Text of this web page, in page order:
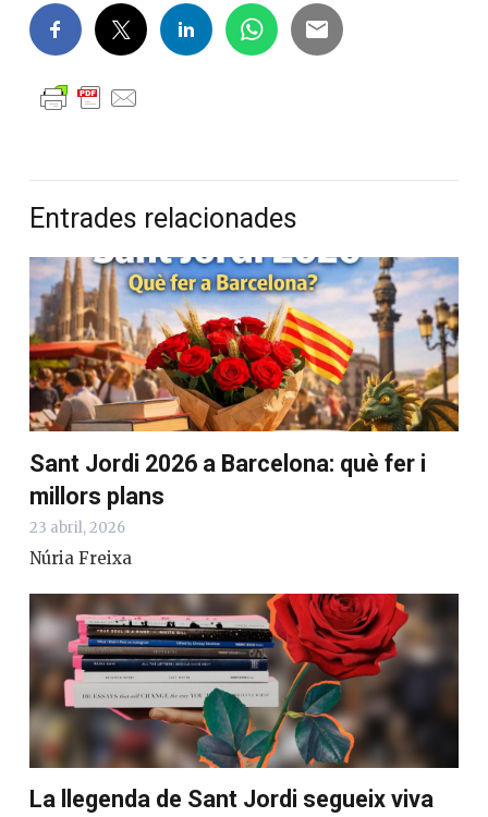
Entrades relacionades
Sant Jordi 2026 a Barcelona: què fer i
millors plans
23 abril, 2026
Núria Freixa
La llegenda de Sant Jordi segueix viva